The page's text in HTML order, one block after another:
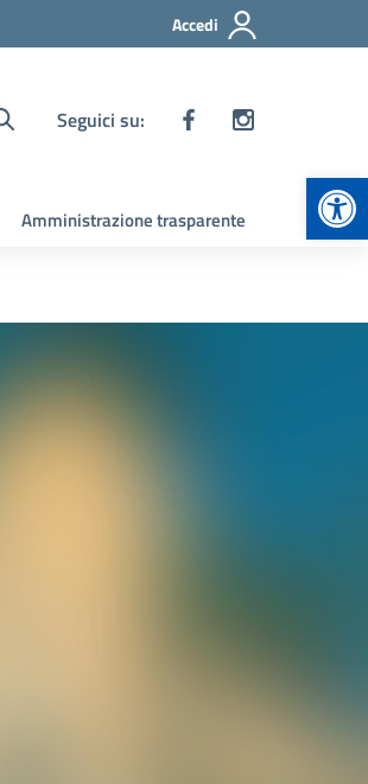
Accedi
Seguici su:
Amministrazione trasparente